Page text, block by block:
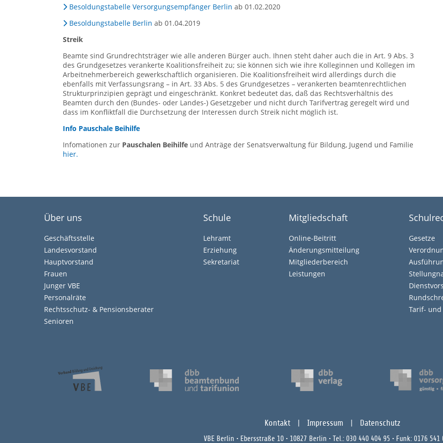
Besoldungstabelle Versorgungsempfänger Berlin ab 01.02.2020
Besoldungstabelle Berlin ab 01.04.2019
Streik
Beamte sind Grundrechtsträger wie alle anderen Bürger auch. Ihnen steht daher auch die in Art. 9 Abs. 3
des Grundgesetzes verankerte Koalitionsfreiheit zu; sie können sich wie ihre Kolleginnen und Kollegen im
Arbeitnehmerbereich gewerkschaftlich organisieren. Die Koalitionsfreiheit wird allerdings durch die
ebenfalls mit Verfassungsrang – in Art. 33 Abs. 5 des Grundgesetzes – verankerten beamtenrechtlichen
Strukturprinzipien geprägt und eingeschränkt. Konkret bedeutet das, daß das Rechtsverhältnis des
Beamten durch den (Bundes- oder Landes-) Gesetzgeber und nicht durch Tarifvertrag geregelt wird und
dass im Konfliktfall die Durchsetzung der Interessen durch Streik nicht möglich ist.
Info Pauschale Beihilfe
Infomationen zur Pauschalen Beihilfe und Anträge der Senatsverwaltung für Bildung, Jugend und Familie
hier.
Über uns
Geschäftsstelle
Landesvorstand
Hauptvorstand
Frauen
Junger VBE
Personalräte
Rechtsschutz- & Pensionsberater
Senioren
Schule
Lehramt
Erziehung
Sekretariat
Mitgliedschaft
Online-Beitritt
Änderungsmitteilung
Mitgliederbereich
Leistungen
Gesetze
Tarif-
Kontakt Impressum Datenschutz
VBE Berlin • Ebersstraße 10 • 10827 Berlin • Tel.: 030 440 404 95 • Funk: 0176 541